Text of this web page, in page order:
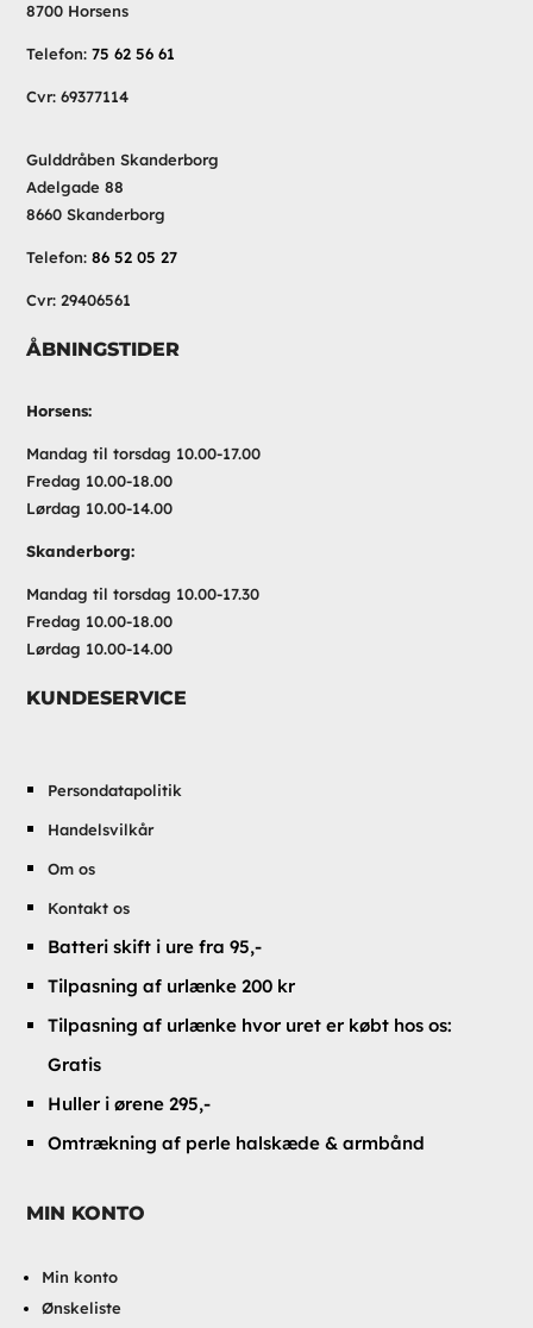
8700 Horsens
Telefon:75 62 56 61
Cvr: 69377114
Gulddråben Skanderborg
Adelgade 88
8660 Skanderborg
Telefon:86 52 05 27
Cvr: 29406561
ÅBNINGSTIDER
Horsens:
Mandag til torsdag 10.00-17.00
Fredag 10.00-18.00
Lørdag 10.00-14.00
Skanderborg:
Mandag til torsdag 10.00-17.30
Fredag 10.00-18.00
Lørdag 10.00-14.00
KUNDESERVICE
Persondatapolitik
Handelsvilkår
Om os
Kontakt os
Batteri skift i ure fra 95,-
Tilpasning af urlænke 200 kr
Tilpasning af urlænke hvor uret er købt hos os:
Gratis
Huller i ørene 295,-
Omtrækning af perle halskæde & armbånd
MIN KONTO
Min konto
Ønskeliste